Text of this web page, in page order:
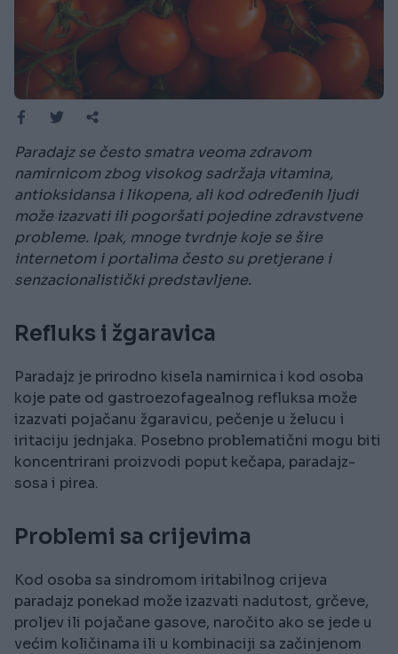
Paradajz se često smatra veoma zdravom
namirnicom zbog visokog sadržaja vitamina,
antioksidansa i likopena, ali kod određenih ljudi
može izazvati ili pogoršati pojedine zdravstvene
probleme. Ipak, mnoge tvrdnje koje se šire
internetom i portalima često su pretjerane i
senzacionalistički predstavljene.
Refluks i žgaravica
Paradajz je prirodno kisela namirnica i kod osoba
koje pate od gastroezofagealnog refluksa može
izazvati pojačanu žgaravicu, pečenje u želucu i
iritaciju jednjaka. Posebno problematični mogu biti
koncentrirani proizvodi poput kečapa, paradajz-
sosa i pirea.
Problemi sa crijevima
Kod osoba sa sindromom iritabilnog crijeva
paradajz ponekad može izazvati nadutost, grčeve,
proljev ili pojačane gasove, naročito ako se jede u
većim količinama ili u kombinaciji sa začinjenom